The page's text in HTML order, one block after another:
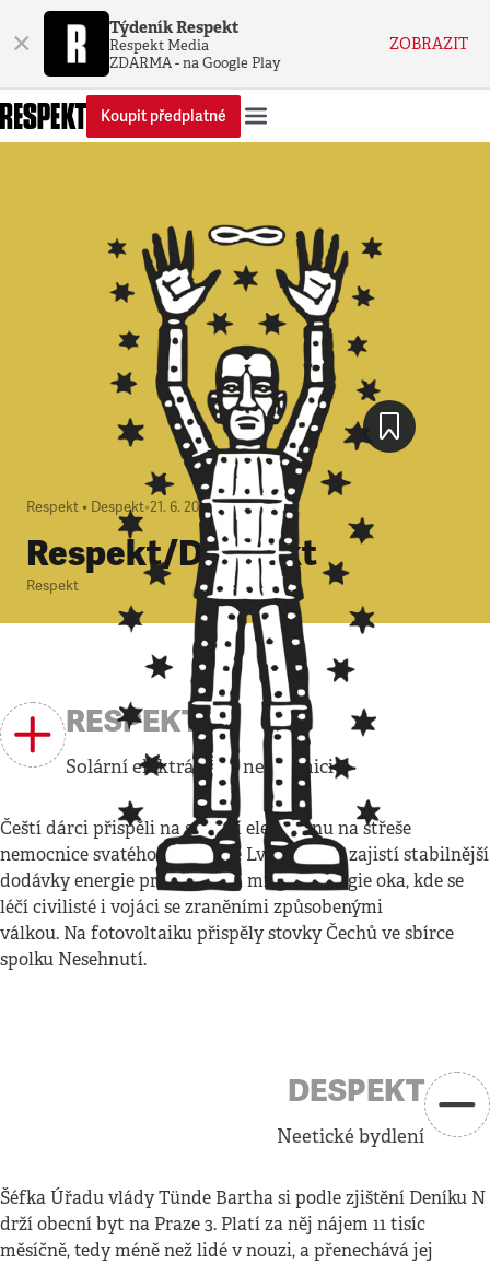
× Týdeník Respekt
Respekt Media
ZDARMA - na Google Play
ZOBRAZIT
Koupit předplatné
Respekt • Despekt•21. 6. 2026
Respekt/Despekt
Respekt
RESPEKT
Solární elektrárna v nemocnici
Čeští dárci přispěli na solární elektrárnu na střeše
nemocnice svatého Lukáše ve Lvově, která zajistí stabilnější
dodávky energie pro oddělení mikrochirurgie oka, kde se
léčí civilisté i vojáci se zraněními způsobenými
válkou. Na fotovoltaiku přispěly stovky Čechů ve sbírce
spolku Nesehnutí.
DESPEKT
Neetické bydlení
Šéfka Úřadu vlády Tünde Bartha si podle zjištění Deníku N
drží obecní byt na Praze 3. Platí za něj nájem 11 tisíc
měsíčně, tedy méně než lidé v nouzi, a přenechává jej